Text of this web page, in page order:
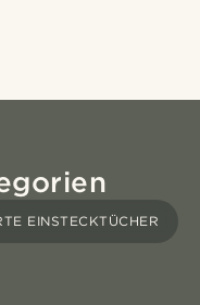
EINSTECKTÜCHER